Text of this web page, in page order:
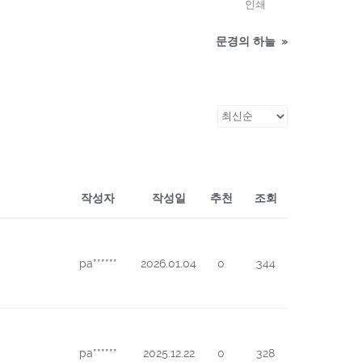
인쇄
문경의 하늘 »
작성자 작성일 추천 조회
pa****** 2026.01.04 0 344
pa****** 2025.12.22 0 328